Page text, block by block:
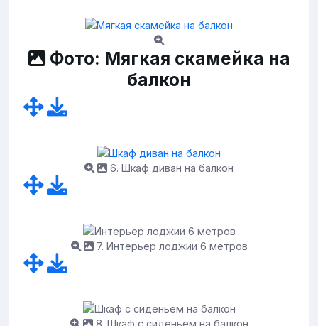
Фото: Мягкая скамейка на
балкон
6. Шкаф диван на балкон
7. Интерьер лоджии 6 метров
8. Шкаф с сиденьем на балкон